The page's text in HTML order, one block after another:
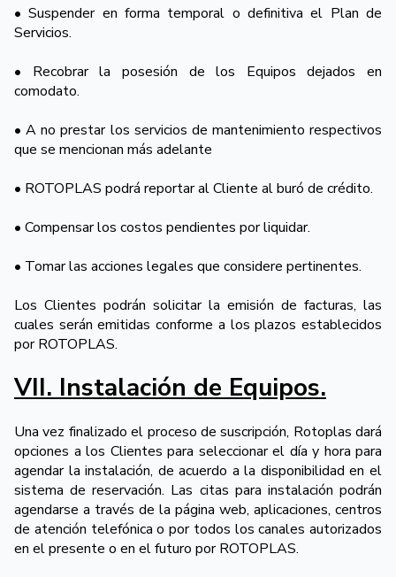
• Suspender en forma temporal o definitiva el Plan de
Servicios.
• Recobrar la posesión de los Equipos dejados en
comodato.
• A no prestar los servicios de mantenimiento respectivos
que se mencionan más adelante
• ROTOPLAS podrá reportar al Cliente al buró de crédito.
• Compensar los costos pendientes por liquidar.
• Tomar las acciones legales que considere pertinentes.
Los Clientes podrán solicitar la emisión de facturas, las
cuales serán emitidas conforme a los plazos establecidos
por ROTOPLAS.
VII. Instalación de Equipos.
Una vez finalizado el proceso de suscripción, Rotoplas dará
opciones a los Clientes para seleccionar el día y hora para
agendar la instalación, de acuerdo a la disponibilidad en el
sistema de reservación. Las citas para instalación podrán
agendarse a través de la página web, aplicaciones, centros
de atención telefónica o por todos los canales autorizados
en el presente o en el futuro por ROTOPLAS.